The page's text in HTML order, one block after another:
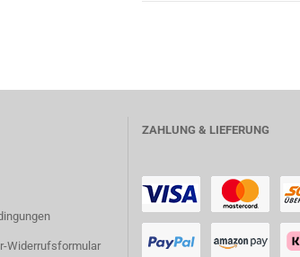
Widerrufsformular
ZAHLUNG & LIEFERUNG